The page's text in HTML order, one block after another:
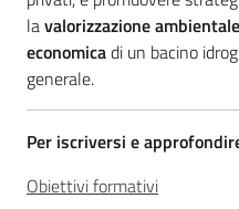
lavalorizzazione
economicadi un bacino
generale.
Per iscriversi e
Obiettivi formativi